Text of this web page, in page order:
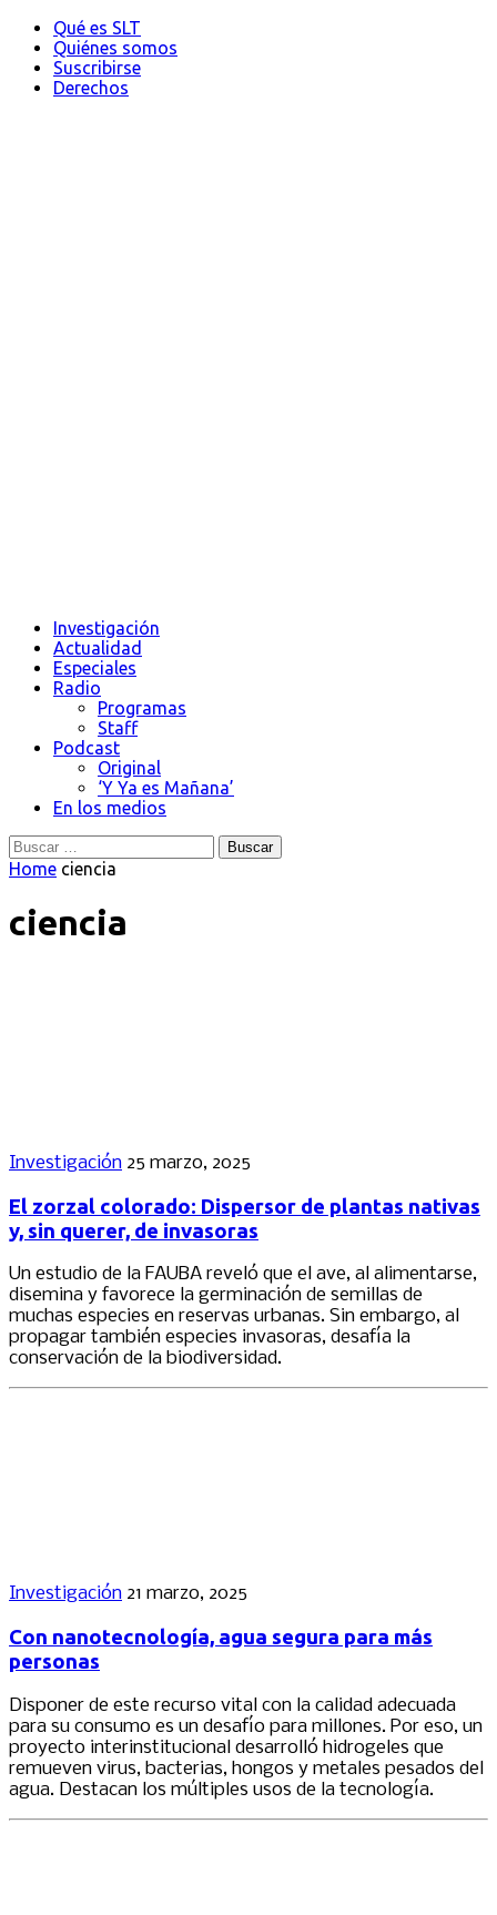
Qué es SLT
Quiénes somos
Suscribirse
Derechos
Investigación
Actualidad
Especiales
Radio
Programas
Staff
Podcast
Original
‘Y Ya es Mañana’
En los medios
Buscar:
Home ciencia
ciencia
Investigación 25 marzo, 2025
El zorzal colorado: Dispersor de plantas nativas
y, sin querer, de invasoras
Un estudio de la FAUBA reveló que el ave, al alimentarse,
disemina y favorece la germinación de semillas de
muchas especies en reservas urbanas. Sin embargo, al
propagar también especies invasoras, desafía la
conservación de la biodiversidad.
Investigación 21 marzo, 2025
Con nanotecnología, agua segura para más
personas
Disponer de este recurso vital con la calidad adecuada
para su consumo es un desafío para millones. Por eso, un
proyecto interinstitucional desarrolló hidrogeles que
remueven virus, bacterias, hongos y metales pesados del
agua. Destacan los múltiples usos de la tecnología.